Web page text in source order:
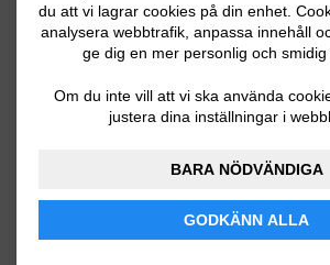
du att vi lagrar cookies på din enhet.
analysera webbtrafik, anpassa innehåll
ge dig en mer personlig och smidig
Om du inte vill att vi ska använda
justera dina inställningar i
BARA NÖDVÄNDIGA
GODKÄNN ALLA
gammalt. Nytt kanalplast
ovanför taket,kanske
trä vad jag kan se. Finns
metallbeslag L formade på
läckande sidan,även grövre
04.28.2024